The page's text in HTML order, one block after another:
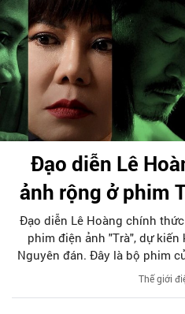
Đạo diễn Lê
ảnh rộng ở phim
Đạo diễn Lê Hoàng chính
phim điện ảnh "Trà", dự
Nguyên đán. Đây là bộ phim
tham gia của nghệ sĩ Việt
gương mặt
Thế giới